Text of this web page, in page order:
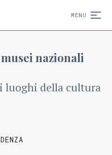
MENU
nazionali
luoghi della cultura